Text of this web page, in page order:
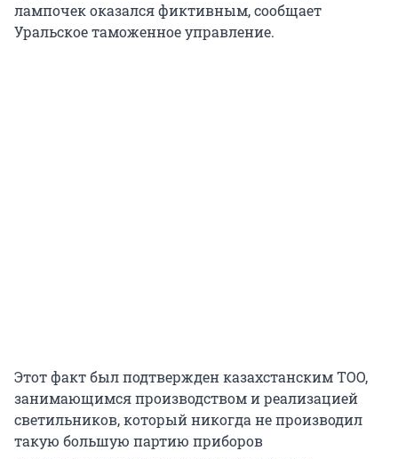
лампочек оказался фиктивным, сообщает
Уральское таможенное управление.
Этот факт был подтвержден казахстанским ТОО,
занимающимся производством и реализацией
светильников, который никогда не производил
такую большую партию приборов